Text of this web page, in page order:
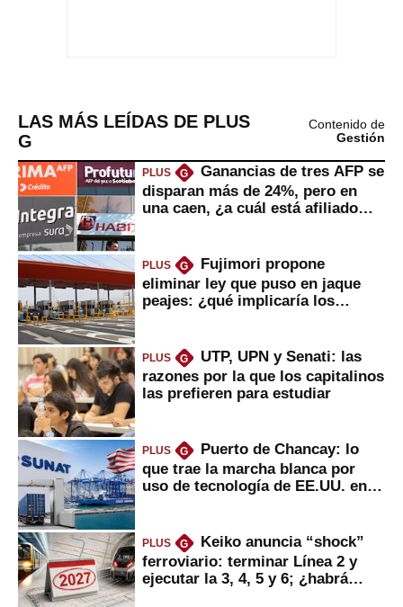
LAS MÁS LEÍDAS DE PLUS
G
Contenido de
Gestión
PLUS G
Ganancias de tres AFP se
disparan más de 24%, pero en
una caen, ¿a cuál está afiliado
PLUS G
Fujimori propone
eliminar ley que puso en jaque
peajes: ¿qué implicaría los
PLUS G
UTP, UPN y Senati: las
razones por la que los capitalinos
las prefieren para estudiar
PLUS G
Puerto de Chancay: lo
que trae la marcha blanca por
uso de tecnología de EE.UU. en
PLUS G
Keiko anuncia “shock”
ferroviario: terminar Línea 2 y
ejecutar la 3, 4, 5 y 6; ¿habrá